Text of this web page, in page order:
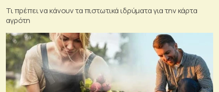
Τι πρέπει να κάνουν τα πιστωτικά ιδρύματα για την κάρτα
αγρότη